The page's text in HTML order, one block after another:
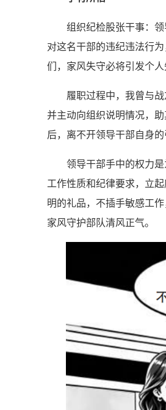
组织纪检股张干事：
对这名干部的违纪违法行
们，家风失守必将引发个人
履职过程中，我曾与
并主动向组织说明情况，
后，离不开领导干部自身的
领导干部手中的权力
工作性质和纪律要求，立
明的礼品，不插手敏感工
家风守护部队清风正气。